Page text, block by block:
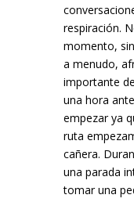
respiración.
momento,
a menudo,
importante
una hora
empezar ya
ruta
cañera.
una parada
tomar una